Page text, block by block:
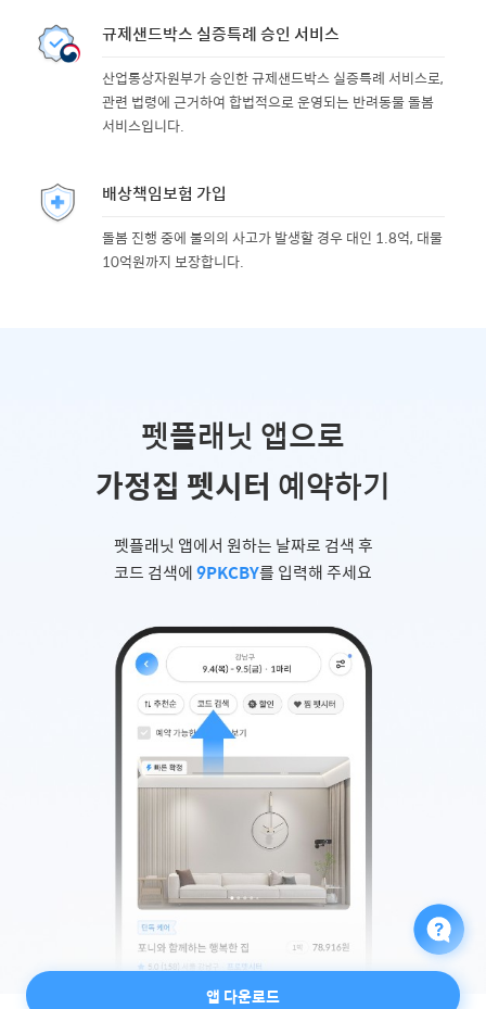
규제샌드박스 실증특례 승인 서비스
산업통상자원부가 승인한 규제샌드박스 실증특례 서비스로,
관련 법령에 근거하여 합법적으로 운영되는 반려동물 돌봄
서비스입니다.
배상책임보험 가입
돌봄 진행 중에 불의의 사고가 발생할 경우 대인 1.8억, 대물
10억원까지 보장합니다.
펫플래닛 앱으로
가정집 펫시터 예약하기
펫플래닛 앱에서 원하는 날짜로 검색 후
코드 검색에9PKCBY를 입력해 주세요
앱 다운로드